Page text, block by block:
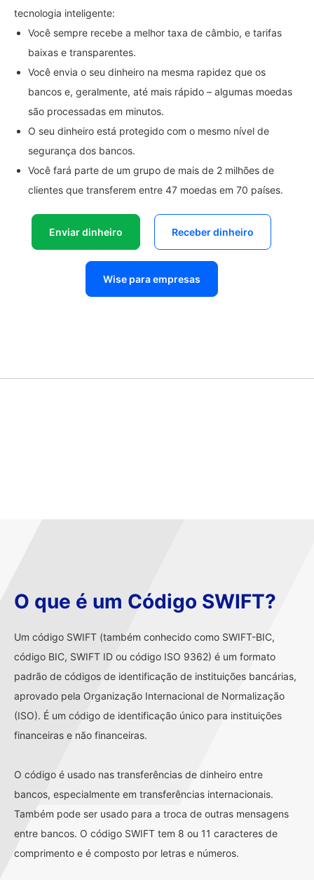
tecnologia inteligente:
Você sempre recebe a melhor taxa de câmbio, e tarifas
baixas e transparentes.
Você envia o seu dinheiro na mesma rapidez que os
bancos e, geralmente, até mais rápido – algumas moedas
são processadas em minutos.
O seu dinheiro está protegido com o mesmo nível de
segurança dos bancos.
Você fará parte de um grupo de mais de 2 milhões de
clientes que transferem entre 47 moedas em 70 países.
Enviar dinheiro Receber dinheiro
Wise para empresas
O que é um Código SWIFT?
Um código SWIFT (também conhecido como SWIFT-BIC,
código BIC, SWIFT ID ou código ISO 9362) é um formato
padrão de códigos de identificação de instituições bancárias,
aprovado pela Organização Internacional de Normalização
(ISO). É um código de identificação único para instituições
financeiras e não financeiras.
O código é usado nas transferências de dinheiro entre
bancos, especialmente em transferências internacionais.
Também pode ser usado para a troca de outras mensagens
entre bancos. O código SWIFT tem 8 ou 11 caracteres de
comprimento e é composto por letras e números.